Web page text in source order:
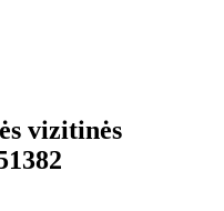
vizitinės